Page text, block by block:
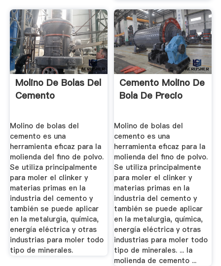
Molino De Bolas Del
Cemento
Molino de bolas del
cemento es una
herramienta eficaz para la
molienda del fino de polvo.
Se utiliza principalmente
para moler el clinker y
materias primas en la
industria del cemento y
también se puede aplicar
en la metalurgia, química,
energía eléctrica y otras
industrias para moler todo
tipo de minerales.
Cemento Molino De
Bola De Precio
Molino de bolas del
cemento es una
herramienta eficaz para la
molienda del fino de polvo.
Se utiliza principalmente
para moler el clinker y
materias primas en la
industria del cemento y
también se puede aplicar
en la metalurgia, química,
energía eléctrica y otras
industrias para moler todo
tipo de minerales. ... la
molienda de cemento ...